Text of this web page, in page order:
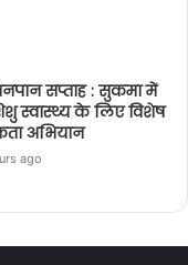
सप्ताह : सुकमा में
स्वास्थ्य के लिए विशेष
अभियान
ago